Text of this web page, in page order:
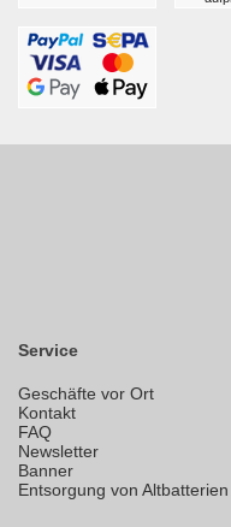
Service
Geschäfte vor Ort
Kontakt
FAQ
Newsletter
Banner
Entsorgung von Altbatterien